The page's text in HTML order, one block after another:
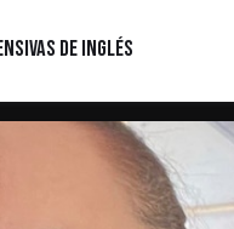
de inglés